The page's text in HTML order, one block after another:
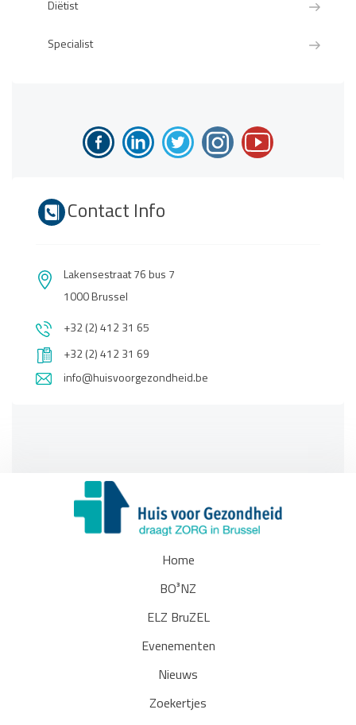
Diëtist
Specialist
Contact Info
Lakensestraat 76 bus 7
1000 Brussel
+32 (2) 412 31 65
+32 (2) 412 31 69
info@huisvoorgezondheid.be
Home
BO³NZ
ELZ BruZEL
Evenementen
Nieuws
Zoekertjes